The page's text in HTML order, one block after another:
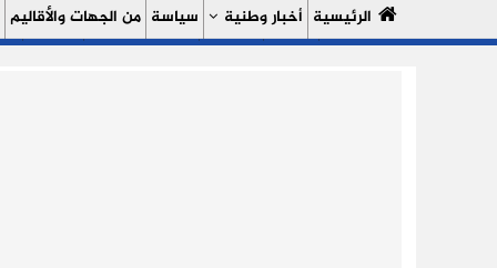
الرئيسية أخبار وطنية سياسة من الجهات والأقاليم